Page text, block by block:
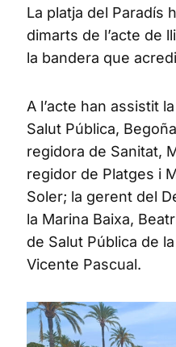
La platja del Paradís
dimarts de l’acte de
la bandera que
A l’acte han assistit
Salut Pública,
regidora de Sanitat,
regidor de Platges i
Soler; la gerent del
la Marina Baixa,
de Salut Pública de
Vicente Pascual.